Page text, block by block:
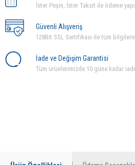
İster Peşin, İster Taksit ile ödeme
Güvenli Alışveriş
128Bit SSL Sertifikası ile tüm
İade ve Değişim Garantisi
Tüm ürünlerimizde 10 güne kadar